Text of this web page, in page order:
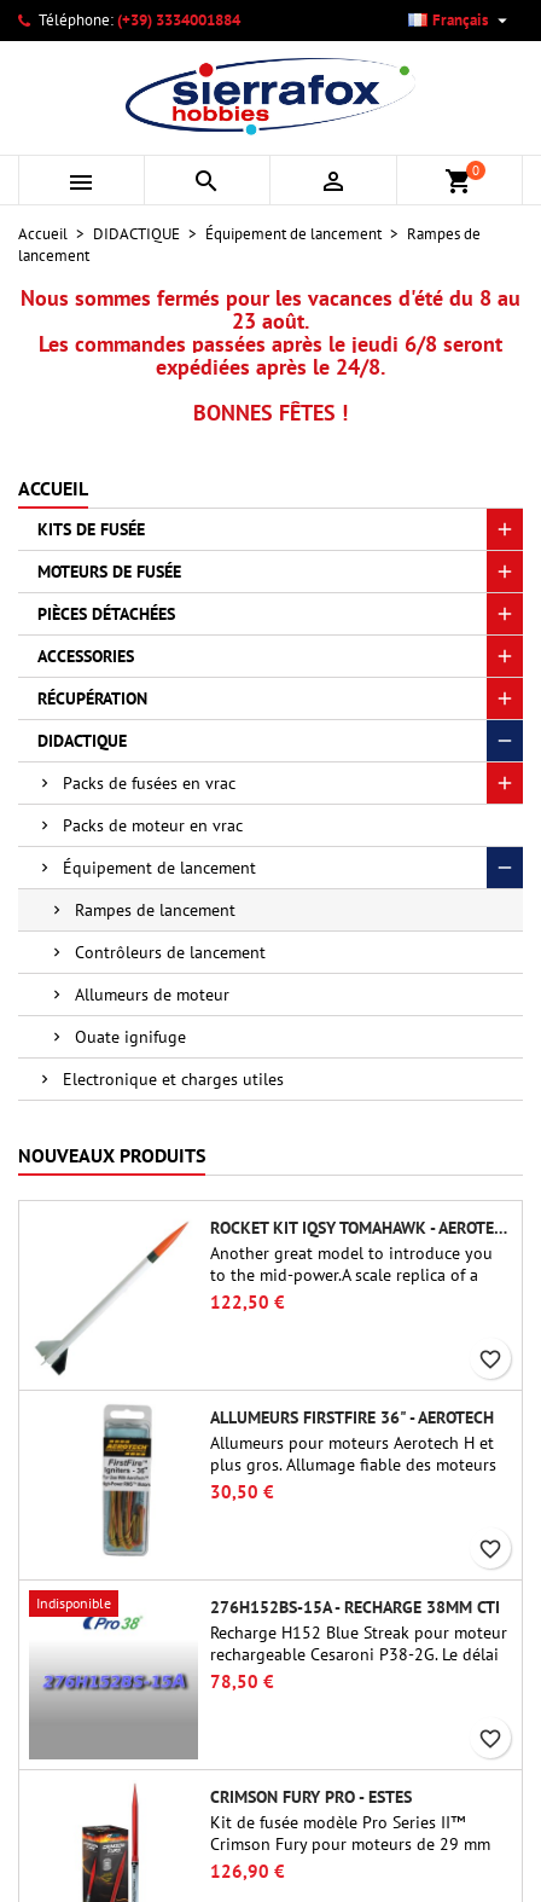
Téléphone:(+39) 3334001884 Français 
   shopping_cart0
Accueil DIDACTIQUE Équipement de lancement
Rampes de
lancement
Nous sommes fermés pour les vacances d'été du 8 au
23 août.
Les commandes passées après le jeudi 6/8 seront
expédiées après le 24/8.
BONNES FÊTES !
ACCUEIL
KITS DE FUSÉE
MOTEURS DE FUSÉE
PIÈCES DÉTACHÉES
ACCESSORIES
RÉCUPÉRATION
DIDACTIQUE
Packs de fusées en vrac
Packs de moteur en vrac
Équipement de lancement
Rampes de lancement
Contrôleurs de lancement
Allumeurs de moteur
Ouate ignifuge
Electronique et charges utiles
NOUVEAUX PRODUITS
ROCKET KIT IQSY TOMAHAWK - AEROTECH
Another great model to introduce you
to the mid-power.A scale replica of a
famous sounding rocket, small in size
and peefect to move to higher-level kits.
122,50 €
favorite_border
ALLUMEURS FIRSTFIRE 36" - AEROTECH
Allumeurs pour moteurs Aerotech H et
plus gros. Allumage fiable des moteurs
jusqu'à 91 cm de longu
30,50 €
favorite_border
Indisponible
276H152BS-15A - RECHARGE 38MM CTI
Recharge H152 Blue Streak pour moteur
rechargeable Cesaroni P38-2G. Le délai
de 15 secondes est réglable via l'outil
ProDAT 38
78,50 €
favorite_border
CRIMSON FURY PRO - ESTES
Kit de fusée modèle Pro Series II™
Crimson Fury pour moteurs de 29 mm
de type E, F et G. Conçu pour les
fuséologues confirmés, le Crimson Fury
126,90 €
Mes listes d'envies ×
Créer une nouvelle liste
((modalTitle)) ×
((confirmMessage))
((cancelText)) ((modalDeleteText))
Créer une liste d'envies ×
Nom de la liste d'envies
Annuler Créer une liste d'envies
Connexion ×
Vous devez être connecté pour ajouter des produits à votre
liste d'envies.
Annuler Connexion